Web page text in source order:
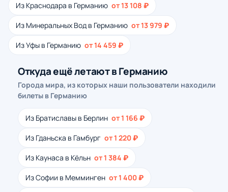
Из Краснодара в Германию от 13 108 ₽
Из Минеральных Вод в Германию от 13 979 ₽
Из Уфы в Германию от 14 459 ₽
Откуда ещё летают в Германию
Города мира, из которых наши пользователи находили
билеты в Германию
Из Братиславы в Берлин от 1 166 ₽
Из Гданьска в Гамбург от 1 220 ₽
Из Каунаса в Кёльн от 1 384 ₽
Из Софии в Мемминген от 1 400 ₽